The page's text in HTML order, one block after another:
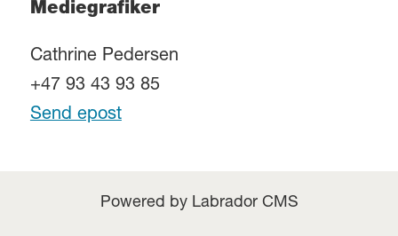
Mediegrafiker
Cathrine Pedersen
+47 93 43 93 85
Send epost
Powered by Labrador CMS